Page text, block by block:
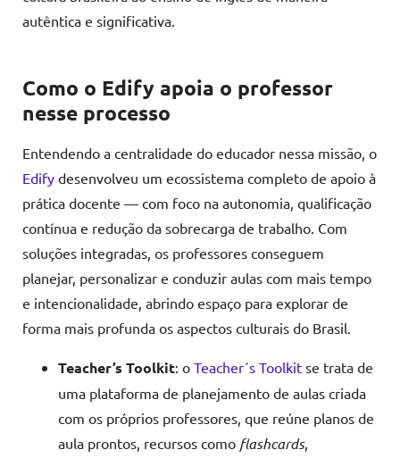
autêntica e significativa.
Como o Edify apoia o professor
nesse processo
Entendendo a centralidade do educador nessa missão, o
Edify desenvolveu um ecossistema completo de apoio à
prática docente — com foco na autonomia, qualificação
contínua e redução da sobrecarga de trabalho. Com
soluções integradas, os professores conseguem
planejar, personalizar e conduzir aulas com mais tempo
e intencionalidade, abrindo espaço para explorar de
forma mais profunda os aspectos culturais do Brasil.
Teacher’s Toolkit: o Teacher´s Toolkit se trata de
uma plataforma de planejamento de aulas criada
com os próprios professores, que reúne planos de
aula prontos, recursos como flashcards,